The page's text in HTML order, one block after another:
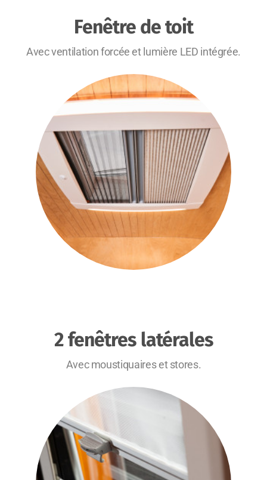
Fenêtre de toit
Avec ventilation forcée et lumière LED intégrée.
2 fenêtres latérales
Avec moustiquaires et stores.